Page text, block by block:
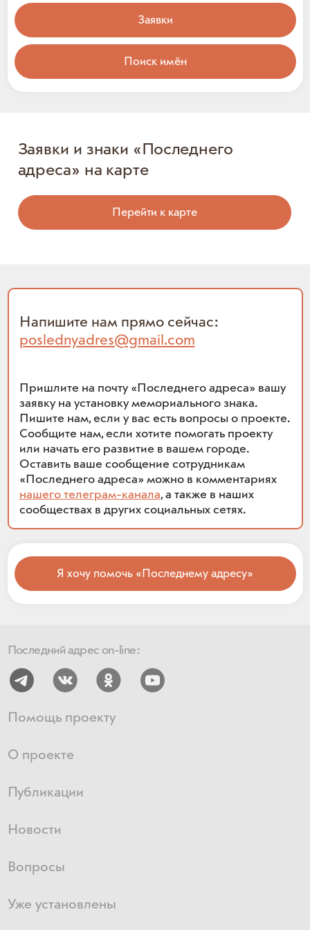
Заявки
Поиск имён
Заявки и знаки «Последнего
адреса» на карте
Перейти к карте
Напишите нам прямо сейчас:
poslednyadres@gmail.com
Пришлите на почту «Последнего адреса» вашу
заявку на установку мемориального знака.
Пишите нам, если у вас есть вопросы о проекте.
Сообщите нам, если хотите помогать проекту
или начать его развитие в вашем городе.
Оставить ваше сообщение сотрудникам
«Последнего адреса» можно в комментариях
нашего телеграм-канала, а также в наших
сообществах в других социальных сетях.
Я хочу помочь «Последнему адресу»
Последний адрес on-line:
Помощь проекту
О проекте
Публикации
Новости
Вопросы
Уже установлены